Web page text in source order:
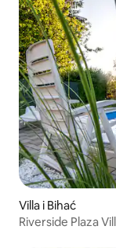
Villa i Bihać
Riverside Plaza